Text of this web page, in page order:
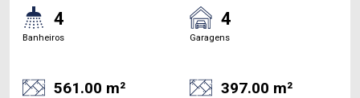
4
Banheiros
4
Garagens
561.00 m² 397.00 m²